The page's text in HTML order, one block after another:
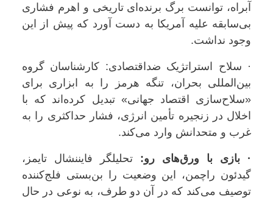
آبراه، توانست برگ برنده‌ای تاریخی و اهرم فشاری
بی‌سابقه علیه آمریکا به دست آورد که پیش از این
وجود نداشت.
· سلاح استراتژیک ضداقتصادی: کارشناسان گروه
بین‌المللی بحران، تنگه هرمز را به ابزاری برای
«سلاح‌سازی اقتصاد جهانی» تبدیل کرده‌اند که با
اخلال در زنجیره تأمین انرژی، فشار حداکثری را به
غرب و متحدانش وارد می‌کند.
· بازی با ورق‌های رو: تحلیلگر فایننشال تایمز،
گیدئون راچمن، این وضعیت را بن‌بستی فلج‌کننده
توصیف می‌کند که در آن دو طرف، به نوعی در حال